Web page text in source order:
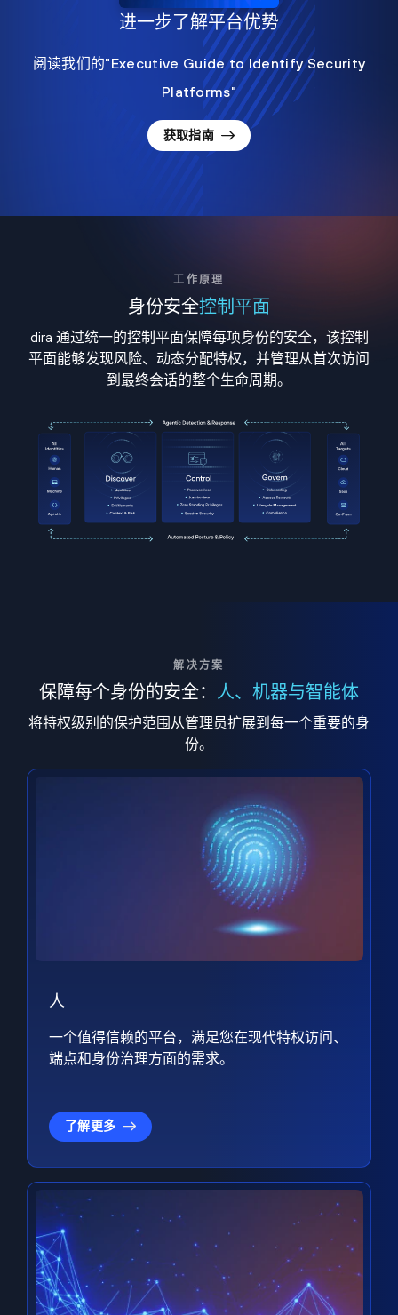
进一步了解平台优势
阅读我们的"Executive Guide to Identify Security
Platforms"
获取指南
工作原理
身份安全控制平面
dira 通过统一的控制平面保障每项身份的安全，该控制
平面能够发现风险、动态分配特权，并管理从首次访问
到最终会话的整个生命周期。
解决方案
保障每个身份的安全： 人、机器与智能体
将特权级别的保护范围从管理员扩展到每一个重要的身
份。
人
一个值得信赖的平台，满足您在现代特权访问、
端点和身份治理方面的需求。
了解更多